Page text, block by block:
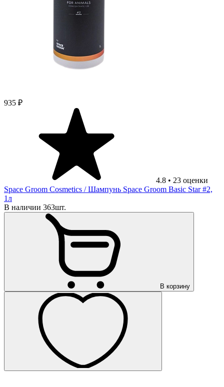
935 ₽
4.8 • 23 оценки
Space Groom Cosmetics / Шампунь Space Groom Basic Star #2,
1л
В наличии 363шт.
В корзину